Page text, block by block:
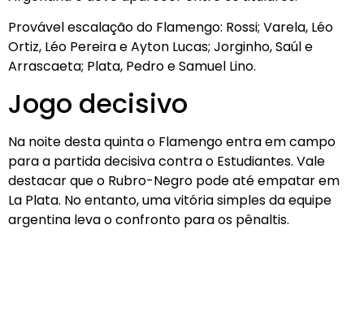
Provável escalação do Flamengo: Rossi; Varela, Léo
Ortiz, Léo Pereira e Ayton Lucas; Jorginho, Saúl e
Arrascaeta; Plata, Pedro e Samuel Lino.
Jogo decisivo
Na noite desta quinta o Flamengo entra em campo
para a partida decisiva contra o Estudiantes. Vale
destacar que o Rubro-Negro pode até empatar em
La Plata. No entanto, uma vitória simples da equipe
argentina leva o confronto para os pênaltis.